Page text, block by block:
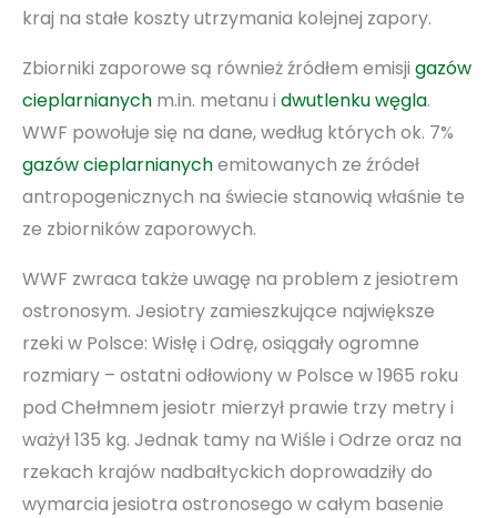
kraj na stałe koszty utrzymania kolejnej zapory.
Zbiorniki zaporowe są również źródłem emisji gazów
cieplarnianych m.in. metanu i dwutlenku węgla.
WWF powołuje się na dane, według których ok. 7%
gazów cieplarnianychemitowanych ze źródeł
antropogenicznych na świecie stanowią właśnie te
ze zbiorników zaporowych.
WWF zwraca także uwagę na problem z jesiotrem
ostronosym. Jesiotry zamieszkujące największe
rzeki w Polsce: Wisłę i Odrę, osiągały ogromne
rozmiary – ostatni odłowiony w Polsce w 1965 roku
pod Chełmnem jesiotr mierzył prawie trzy metry i
ważył 135 kg. Jednak tamy na Wiśle i Odrze oraz na
rzekach krajów nadbałtyckich doprowadziły do
wymarcia jesiotra ostronosego w całym basenie